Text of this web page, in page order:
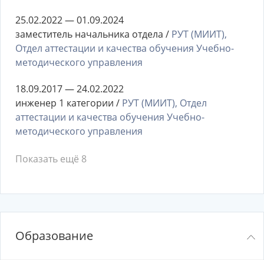
25.02.2022 — 01.09.2024
заместитель начальника отдела / РУТ (МИИТ),
Отдел аттестации и качества обучения Учебно-
методического управления
18.09.2017 — 24.02.2022
инженер 1 категории / РУТ (МИИТ), Отдел
аттестации и качества обучения Учебно-
методического управления
Показать ещё 8
Образование